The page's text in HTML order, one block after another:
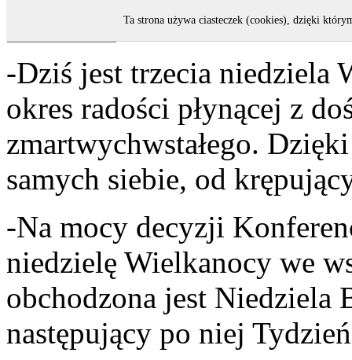
-Dziś jest trzecia niedziela
okres radości płynącej z
zmartwychwstałego.
samych siebie, od
-Na mocy decyzji
niedzielę Wielkanocy we
obchodzona jest
następujący po niej
Ta strona używa ciasteczek (cookies), dzięki